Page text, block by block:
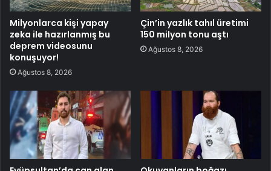
Milyonlarca kişi yapay
zeka ile hazırlanmış bu
deprem videosunu
konuşuyor!
Ağustos 8, 2026
Çin’in yazlık tahıl üretimi
150 milyon tonu aştı
Ağustos 8, 2026